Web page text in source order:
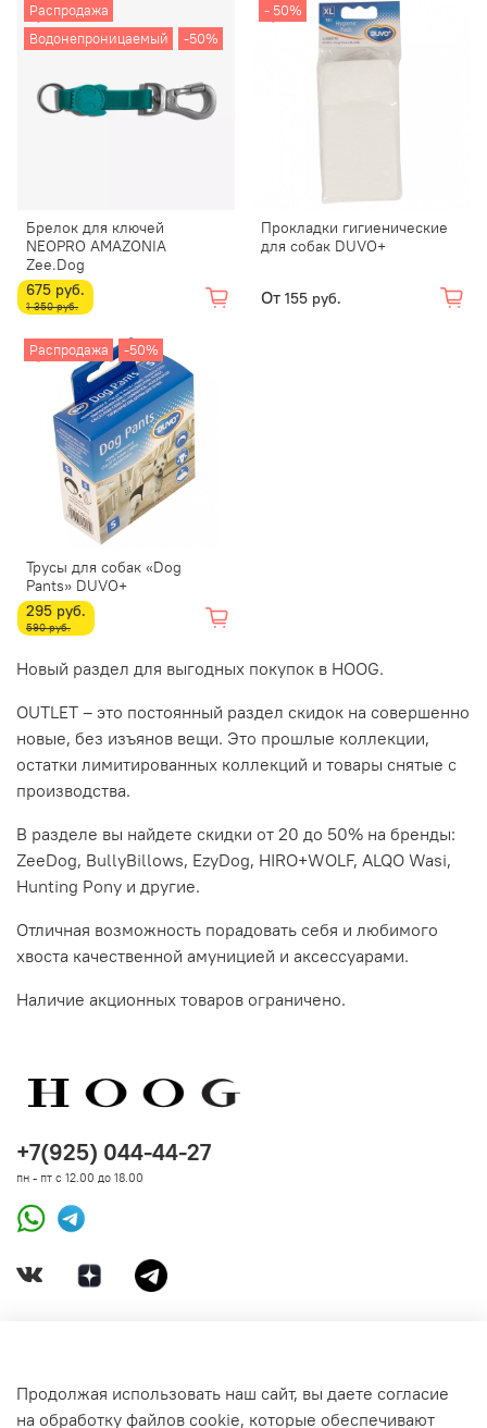
Распродажа
Водонепроницаемый
-50%
Брелок для ключей
NEOPRO AMAZONIA
Zee.Dog
675 руб.
1 350 руб.
- 50%
Прокладки гигиенические
для собак DUVO+
От 155 руб.
Распродажа -50%
Трусы для собак «Dog
Pants» DUVO+
295 руб.
590 руб.
Новый раздел для выгодных покупок в HOOG.
OUTLET – это постоянный раздел скидок на совершенно
новые, без изъянов вещи. Это прошлые коллекции,
остатки лимитированных коллекций и товары снятые с
производства.
В разделе вы найдете скидки от 20 до 50% на бренды:
ZeeDog, BullyBillows, EzyDog, HIRO+WOLF, ALQO Wasi,
Hunting Pony и другие.
Отличная возможность порадовать себя и любимого
хвоста качественной амуницией и аксессуарами.
Наличие акционных товаров ограничено.
+7(925) 044-44-27
пн - пт с 12.00 до 18.00
Продолжая использовать наш сайт, вы даете согласие
на обработку файлов cookie, которые обеспечивают